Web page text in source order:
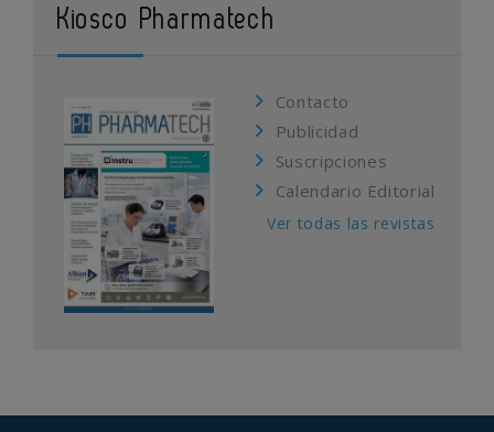
Kiosco Pharmatech
Contacto
Publicidad
Suscripciones
Calendario Editorial
Ver todas las revistas